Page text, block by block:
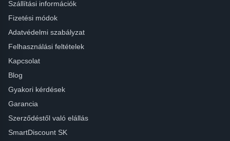
Szállítási információk
Fizetési módok
Adatvédelmi szabályzat
Felhasználási feltételek
Kapcsolat
Blog
Gyakori kérdések
Garancia
Szerződéstől való elállás
SmartDiscount SK